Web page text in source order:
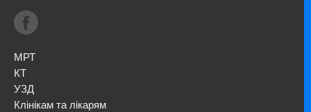
МРТ
КТ
УЗД
Клінікам та лікарям